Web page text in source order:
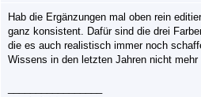
Hab die Ergänzungen mal oben rein
ganz konsistent. Dafür sind die drei
die es auch realistisch immer noch
Wissens in den letzten Jahren nicht mehr